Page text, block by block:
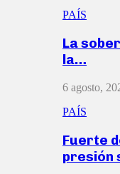
PAÍS
La
la…
6 agosto,
PAÍS
Fuerte
presión